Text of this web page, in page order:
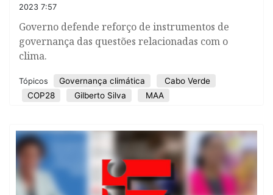
2023 7:57
Governo defende reforço de instrumentos de
governança das questões relacionadas com o
clima.
Tópicos Governança climática
Cabo Verde
COP28
Gilberto Silva MAA